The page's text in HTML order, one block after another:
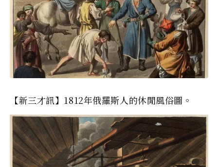
【新三才訊】1812年俄羅斯人的休閒風俗圖。